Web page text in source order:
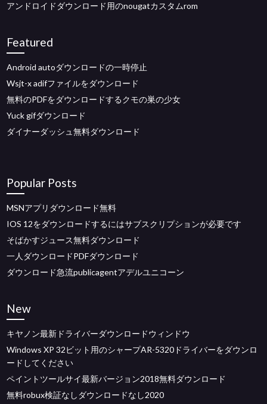
アンドロイドダウンロード用のnougatカスタムrom
Featured
Android autoダウンロードの一時停止
Wsjt-x adifファイルをダウンロード
無料のPDFをダウンロードするクモの巣の少女
Yuck gifダウンロード
ダイナーダッシュ無料ダウンロード
Popular Posts
MSNアプリダウンロード無料
IOS 12をダウンロードするにはサブスクリプションが必要です
そばかすジュース無料ダウンロード
一人ダウンロードPDFダウンロード
ダウンロード急流publicagentアデルユニコーン
New
キヤノン最新ドライバーダウンロードウィンドウ
Windows XP 32ビット用のシャープAR-5320ドライバーをダウンロ
ードしてください
ペイントツールサイ最新バージョン2018無料ダウンロード
無料robux検証なしダウンロードなし2020